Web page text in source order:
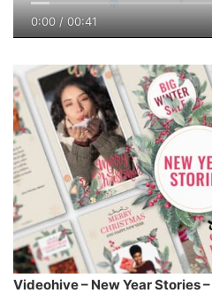
0:00/00:41
Videohive – New Year Stories